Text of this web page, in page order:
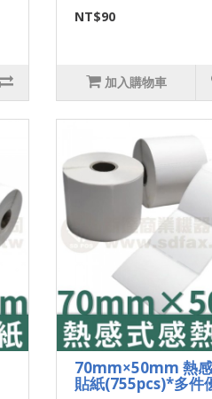
NT$90
加入購物車
70mm×50mm 熱
貼紙(755pcs)*多件